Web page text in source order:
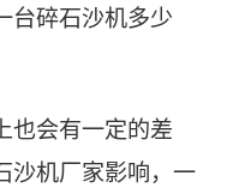
台碎石沙机多少
也会有一定的差
沙机厂家影响，一